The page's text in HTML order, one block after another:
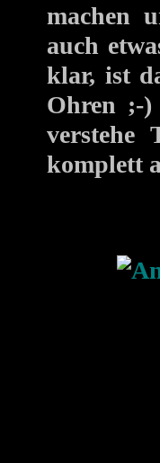
machen
auch
klar, ist
Ohren ;-
verstehe
komplett